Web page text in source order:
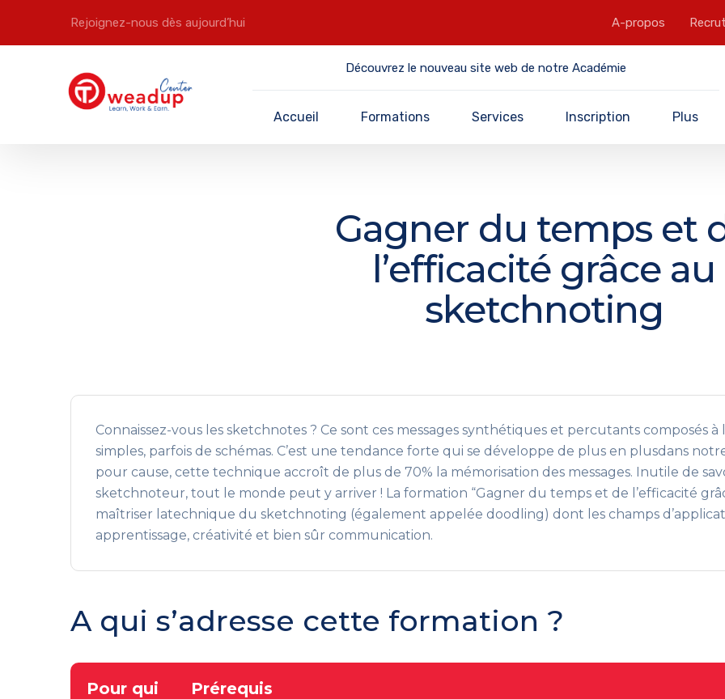
Rejoignez-nous dès aujourd’hui A-propos
Découvrez le nouveau site web de notre Académie
Accueil Formations Services Inscription Plus
Gagner du temps et
l’efficacité grâce au
sketchnoting
Connaissez-vous les sketchnotes ? Ce sont ces messages synthétiques et percutants composés
simples, parfois de schémas. C’est une tendance forte qui se développe de plus en plusdans
pour cause, cette technique accroît de plus de 70% la mémorisation des messages. Inutile de
sketchnoteur, tout le monde peut y arriver ! La formation “Gagner du temps et de l’efficacité
maîtriser latechnique du sketchnoting (également appelée doodling) dont les champs
apprentissage, créativité et bien sûr communication.
A qui s’adresse cette formation ?
Pour qui Prérequis